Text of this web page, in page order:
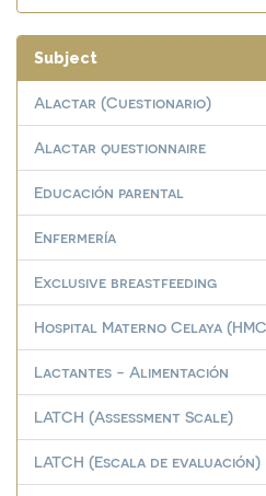
Subject
Alactar (Cuestionario)
Alactar questionnaire
Educación parental
Enfermería
Exclusive breastfeeding
Hospital Materno Celaya
Lactantes - Alimentación
LATCH (Assessment Scale)
LATCH (Escala de evaluación)